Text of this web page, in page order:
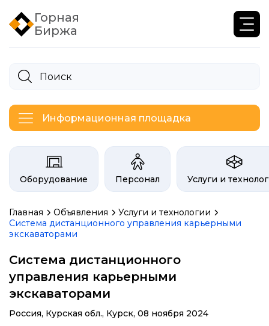
Горная
Биржа
Информационная площадка
Категории на бирже Инфогор
Оборудование Персонал Услуги и
Главная Объявления
Услуги и технологии
Система дистанционного управления карьерными
экскаваторами
Система дистанционного
управления карьерными
экскаваторами
Россия, Курская обл., Курск, 08 ноября 2024